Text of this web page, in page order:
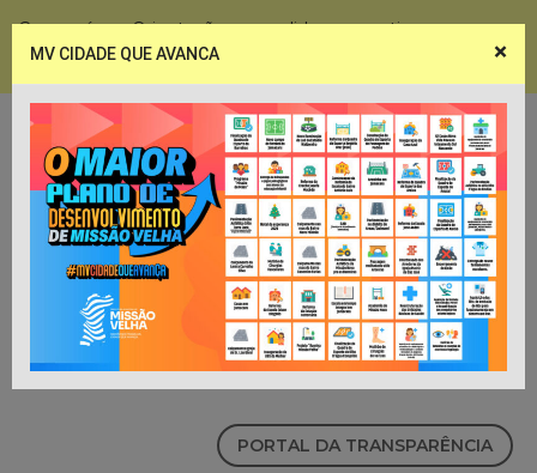
Coronavírus - Orientações e medidas preventivas
PORTAL DA TRANSPARÊNCIA
×
MV CIDADE QUE AVANCA